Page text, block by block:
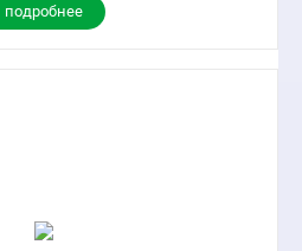
подробнее